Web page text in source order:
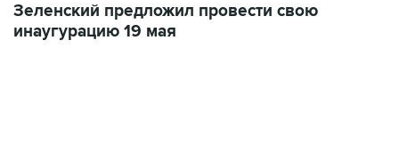
Зеленский предложил провести свою
инаугурацию 19 мая